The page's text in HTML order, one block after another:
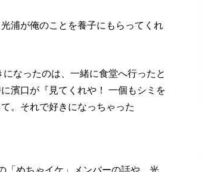
浦が俺のことを養子にもらってくれ
なったのは、一緒に食堂へ行ったと
濱口が『見てくれや！ 一個もシミを
。それで好きになっちゃった
「めちゃイケ」メンバーの話や、光